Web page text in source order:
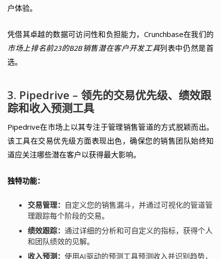
户体验。
凭借其卓越的数据可访问性和负担能力，Crunchbase在我们的
市场上排名前23的B2B销售潜在客户开发工具列表中仍然是首
选。
3. Pipedrive – 领先的交易优先级、绩效跟
踪和收入预测工具
Pipedrive在市场上以其专注于管理销售管道的方式脱颖而出。
该工具在交易优先级方面表现出色，确保您的销售团队始终知
道应关注哪些潜在客户以获得最大影响。
独特功能：
交易管理： 自定义您的销售漏斗，并通过可视化的管道管
理跟踪每个阶段的交易。
绩效跟踪： 通过详细的分析和可自定义的指标，获得个人
和团队绩效的见解。
收入预测： 使用AI驱动的预测工具预测收入并识别趋势，